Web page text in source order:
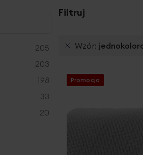
Filtruj
Wzór
Promocja
205
produkty
203
produkty
198
produkty
33
produkty
20
produkty